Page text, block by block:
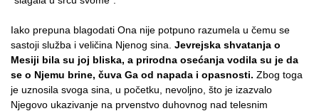
Iako prepuna blagodati Ona nije potpuno razumela u čemu se
sastoji služba i veličina Njenog sina. Jevrejska shvatanja o
Mesiji bila su joj bliska, a prirodna osećanja vodila su je da
se o Njemu brine, čuva Ga od napada i opasnosti. Zbog toga
je uznosila svoga sina, u početku, nevoljno, što je izazvalo
Njegovo ukazivanje na prvenstvo duhovnog nad telesnim